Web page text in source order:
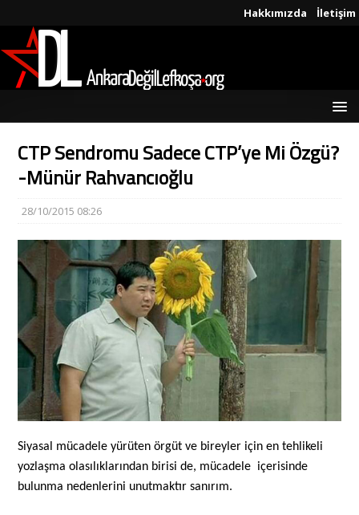
Hakkımızda İletişim
CTP Sendromu Sadece CTP’ye Mi Özgü?
-Münür Rahvancıoğlu
28/10/2015 08:26
Siyasal mücadele yürüten örgüt ve bireyler için en tehlikeli
yozlaşma olasılıklarından birisi de, mücadele içerisinde
bulunma nedenlerini unutmaktır sanırım.